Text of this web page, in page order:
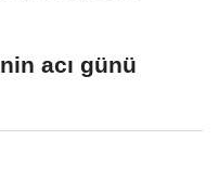
acı günü